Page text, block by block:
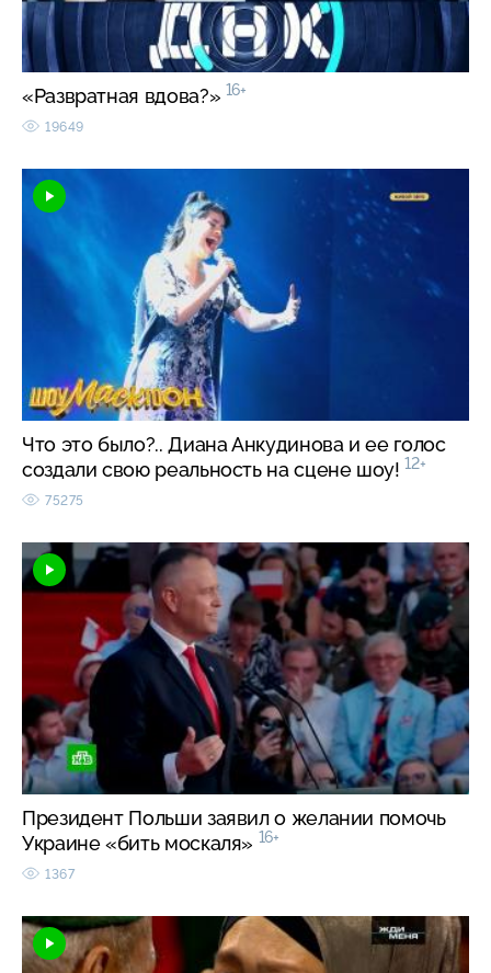
«Развратная вдова?» 16+
19649
Что это было?.. Диана Анкудинова и ее голос
создали свою реальность на сцене шоу! 12+
75275
Президент Польши заявил о желании помочь
Украине «бить москаля» 16+
1367